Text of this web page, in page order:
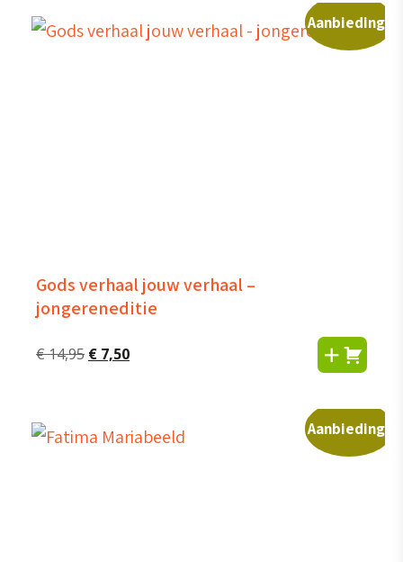
Aanbieding!
Gods verhaal jouw verhaal –
jongereneditie
€14,95 Oorspronkelijke
€ 7,50Huidige
Aanbieding!